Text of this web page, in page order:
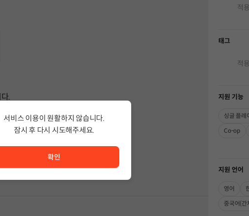
.
을 변경하세요.
적
태그
적
지원 기능
싱글 플레
Co-op
지원 언어
영어
중국어(간
서비스 이용이 원활하지 않습니다.
잠시 후 다시 시도해주세요.
확인